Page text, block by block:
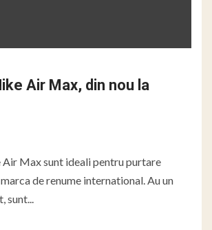
Air Max, din nou la
Max sunt ideali pentru purtare
de renume international. Au un